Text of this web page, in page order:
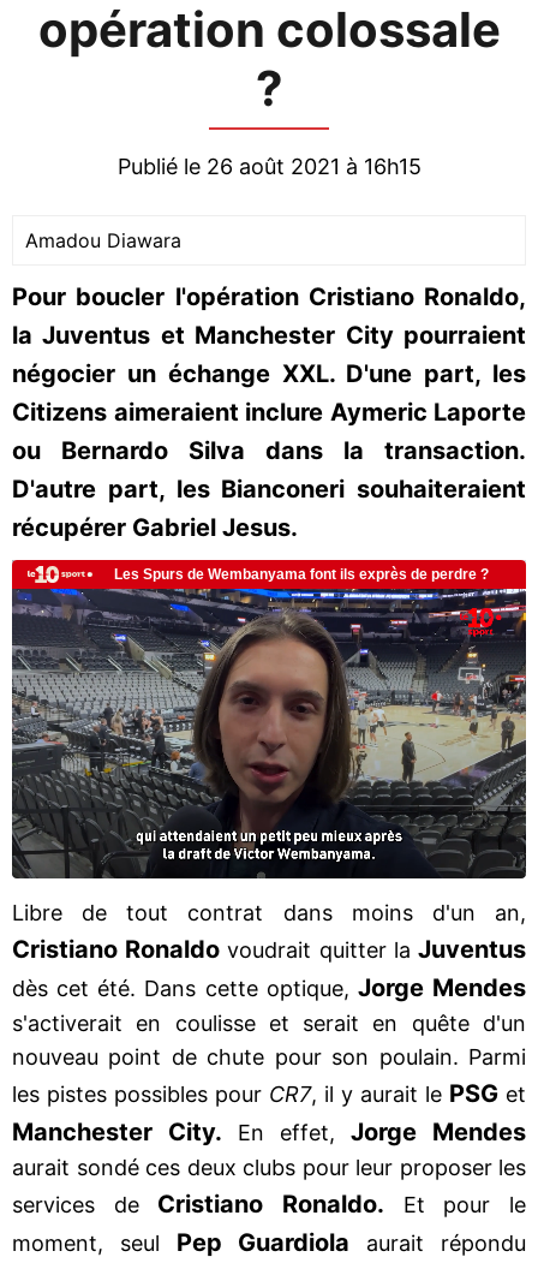
opération colossale
?
Publié le 26 août 2021 à 16h15
Amadou Diawara
Pour boucler l'opération Cristiano Ronaldo,
la Juventus et Manchester City pourraient
négocier un échange XXL. D'une part, les
Citizens aimeraient inclure Aymeric Laporte
ou Bernardo Silva dans la transaction.
D'autre part, les Bianconeri souhaiteraient
récupérer Gabriel Jesus.
Libre de tout contrat dans moins d'un an,
Cristiano Ronaldo voudrait quitter laJuventus
dès cet été. Dans cette optique, Jorge Mendes
s'activerait en coulisse et serait en quête d'un
nouveau point de chute pour son poulain. Parmi
les pistes possibles pour CR7, il y aurait le PSG et
Manchester City. En effet, Jorge Mendes
aurait sondé ces deux clubs pour leur proposer les
services de Cristiano Ronaldo. Et pour le
moment, seul Pep Guardiola aurait répondu